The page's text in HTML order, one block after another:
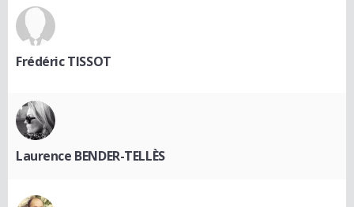
Frédéric TISSOT
Laurence BENDER-TELLÈS